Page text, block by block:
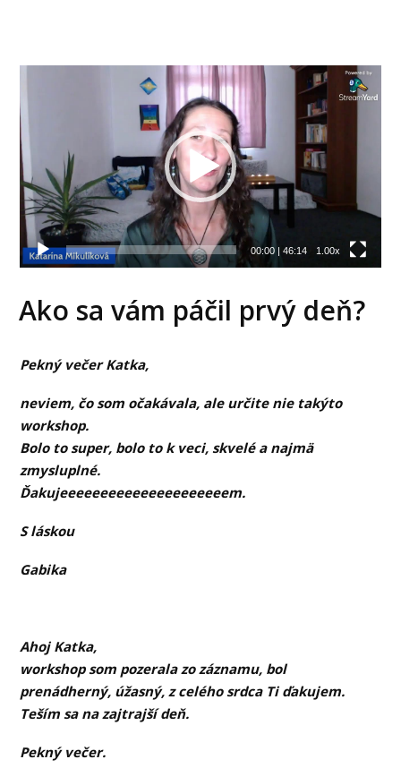
00:00| 46:14 1.00x
Ako sa vám páčil prvý deň?
Pekný večer Katka,
neviem, čo som očakávala, ale určite nie takýto
workshop.
Bolo to super, bolo to k veci, skvelé a najmä
zmysluplné.
Ďakujeeeeeeeeeeeeeeeeeeeeem.
S láskou
Gabika
Ahoj Katka,
workshop som pozerala zo záznamu, bol
prenádherný, úžasný, z celého srdca Ti ďakujem.
Teším sa na zajtrajší deň.
Pekný večer.